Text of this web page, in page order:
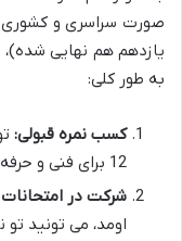
صورت سراسری و کشوری
یازدهم هم نهایی
به طور کلی:
کسب نمره قبولی:
12 برای فنی و حرفه ای) رو کسب کنید.
شرکت در
اومد، می تونید